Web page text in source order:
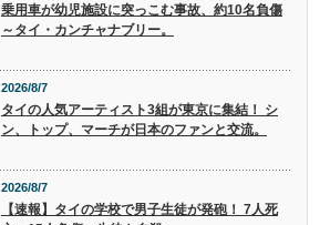
乗用車が幼児施設に突っこむ事故、約10名負傷
～タイ・カンチャナブリー。
2026/8/7
タイの人気アーティスト3組が東京に集結！ シ
ン、トップ、マーチが日本のファンと交流。
2026/8/7
【速報】タイの学校で男子生徒が発砲！ 7人死